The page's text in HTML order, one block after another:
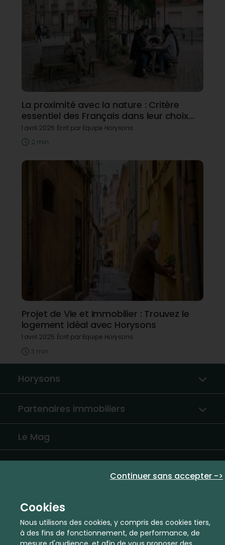
Cookies
Continuer sans accepter ->
Nous utilisons des cookies, y compris des cookies tiers,
à des fins de fonctionnement, de performance, de
La proximité avec la nature : Critère
essentiel des Français dans leur choix
immobilier
1 avril 2025 Écrit par Equipe Horysons
2 min.
Projet de Vie et Immobilier : Trouvez le
logement idéal avec Horysons
1 avril 2025 Écrit par Equipe Horysons
3 min.
Horysons
Partenaires immobiliers
Le Mag
Partenaires institutionnels
Mentions légales